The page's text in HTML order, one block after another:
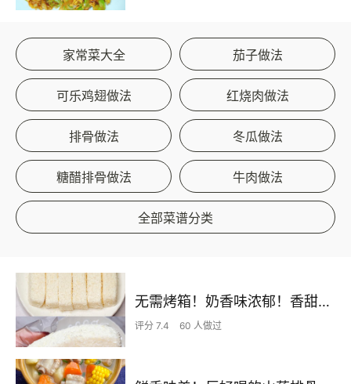
家常菜大全 茄子做法
可乐鸡翅做法 红烧肉做法
排骨做法 冬瓜做法
糖醋排骨做法 牛肉做法
全部菜谱分类
无需烤箱！奶香味浓郁！香甜嫩滑的椰蓉奶糕
评分 7.4 60 人做过